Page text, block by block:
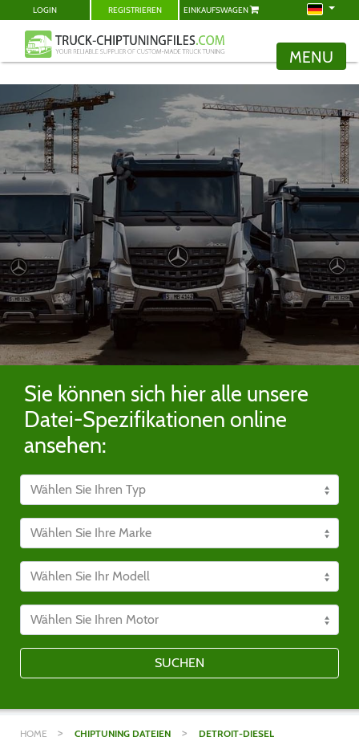
LOGIN REGISTRIEREN EINKAUFSWAGEN
MENU
Sie können sich hier alle unsere
Datei-Spezifikationen online
ansehen:
SUCHEN
HOME > CHIPTUNING DATEIEN > DETROIT-DIESEL